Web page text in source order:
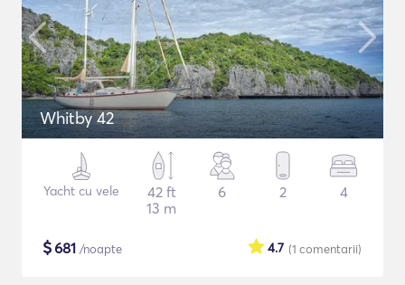
Whitby 42
Yacht cu vele
42 ft
13 m
6 2 4
$681 /noapte (1 comentarii)
4.7